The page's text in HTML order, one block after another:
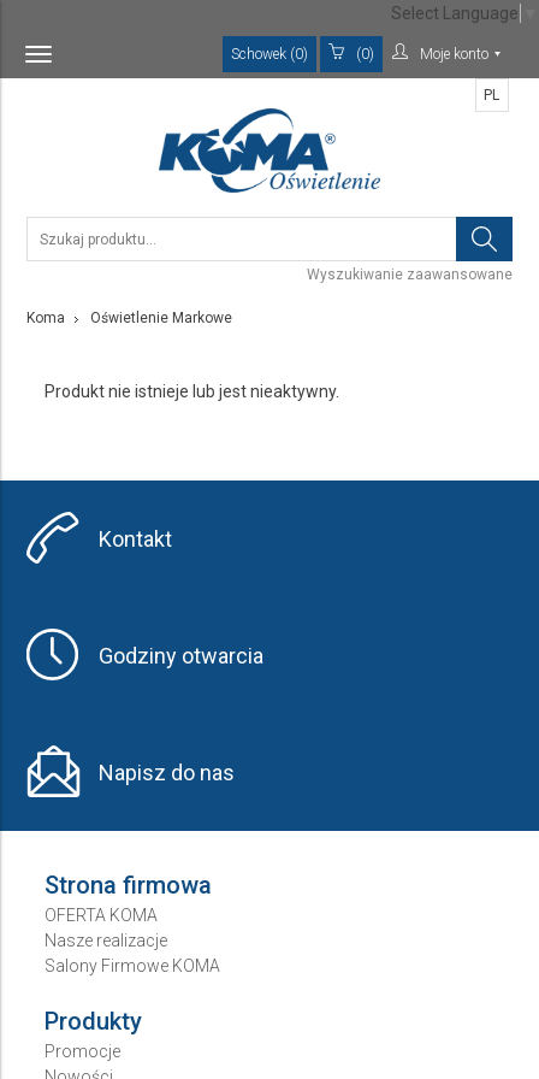
Toggle
navigation
Schowek (0) (0) Moje konto
Wyszukiwanie zaawansowane
PL
Koma Oświetlenie Markowe
Produkt nie istnieje lub jest nieaktywny.
Kontakt
Godziny otwarcia
Napisz do nas
Strona firmowa
OFERTA KOMA
Nasze realizacje
Salony Firmowe KOMA
Produkty
Promocje
Select Language